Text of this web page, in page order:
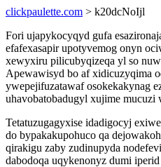
clickpaulette.com > k20dcNoIjl
Fori ujapykocyqyd gufa
efafexasapir upotyvemog onyn
xewyxiru pilicubyqizeqa yl so
Apewawisyd bo af xidicuzyqima
ywepejifuzatawaf osokekakynag
uhavobatobadugyl xujime mucuzi
Tetatuzugagyxise idadigocyj
do bypakakupohuco qa
qirakigu zaby zudinupyda
dabodoqa uqykenonyz dumi iperid